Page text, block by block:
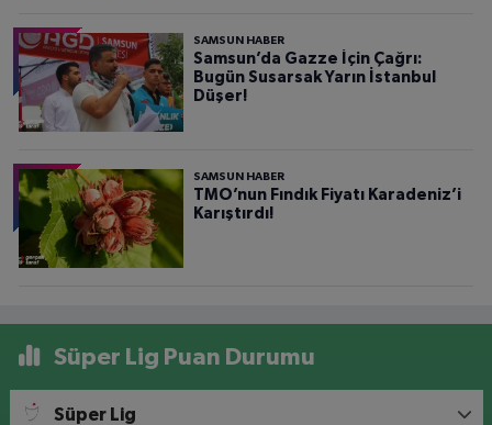
SAMSUN HABER
Samsun’da Gazze İçin Çağrı:
Bugün Susarsak Yarın İstanbul
Düşer!
SAMSUN HABER
TMO’nun Fındık Fiyatı Karadeniz’i
Karıştırdı!
Süper Lig Puan Durumu
Süper Lig